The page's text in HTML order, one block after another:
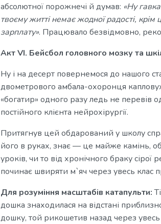
абсолютної порожнечі й думав: «Ну
твоєму житті немає жодної радості,
зарплату». Працювало безвідмовно,
Акт VI. Бейсбол головного мозку та
Ну і на десерт повернемося до нашого
двометрового амбала-охоронця
«богатир» одного разу ледь не перевів
постійного клієнта нейрохірургії.
Притягнув цей обдарований у школу
його в руках, знає — це майже камінь,
уроків, чи то від хронічного браку
починає швиряти м`яч через увесь клас
Для розуміння масштабів катапульти:
дошка знаходилася на відстані
дошку, той рикошетив назад через увесь